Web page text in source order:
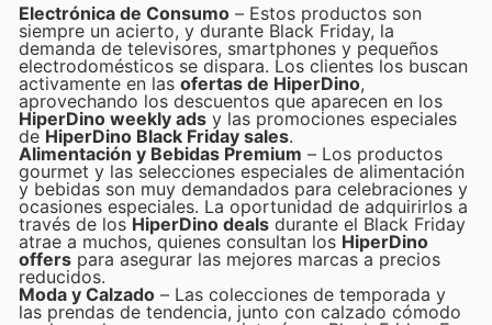
Electrónica de Consumo – Estos productos son
siempre un acierto, y durante Black Friday, la
demanda de televisores, smartphones y pequeños
electrodomésticos se dispara. Los clientes los buscan
activamente en las ofertas de HiperDino,
aprovechando los descuentos que aparecen en los
HiperDino weekly ads y las promociones especiales
de HiperDino Black Friday sales.
Alimentación y Bebidas Premium – Los productos
gourmet y las selecciones especiales de alimentación
y bebidas son muy demandados para celebraciones y
ocasiones especiales. La oportunidad de adquirirlos a
través de losHiperDino deals durante el Black Friday
atrae a muchos, quienes consultan los HiperDino
offers para asegurar las mejores marcas a precios
reducidos.
Moda y Calzado – Las colecciones de temporada y
las prendas de tendencia, junto con calzado cómodo